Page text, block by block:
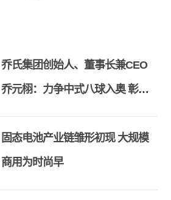
乔氏集团创始人、董事长兼CEO
乔元栩：力争中式八球入奥 彰显
和合共生精神
固态电池产业链雏形初现 大规模
商用为时尚早